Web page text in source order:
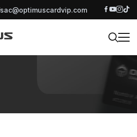
sac@optimuscardvip.com